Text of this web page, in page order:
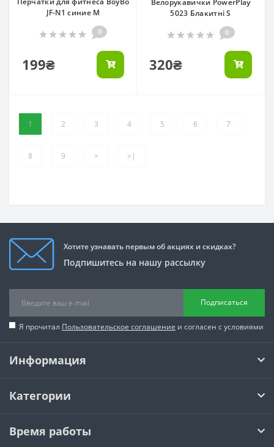
JF-N1 синие M
0
199₴
Велорукавички PowerPlay
5023 Блакитні S
0
320₴
1 2 3 4 5 6 7
8 9 > >|
Хотите узнавать первым об акциях и скидках?
Подпишитесь на нашу рассылку
Подписаться
Я прочитал Пользовательское соглашение и согласен с условиями
Информация
Категории
Время работы